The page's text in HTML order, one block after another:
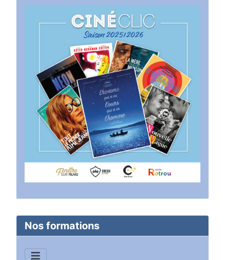
Nos formations